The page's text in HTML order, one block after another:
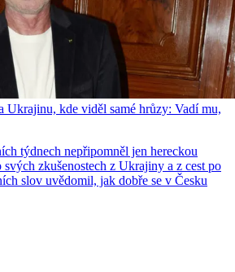
Ukrajinu, kde viděl samé hrůzy: Vadí mu,
týdnech nepřipomněl jen hereckou
zkušenostech z Ukrajiny a z cest po
slov uvědomil, jak dobře se v Česku